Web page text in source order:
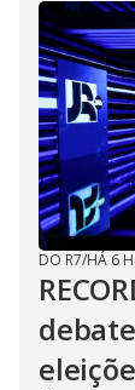
DO R7/HÁ 6